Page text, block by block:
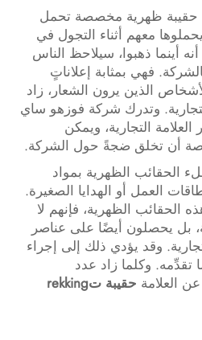
حقيبة ظهرية مخصصة تحمل
معهم أثناء التجول في
أينما ذهبوا، سيلاحظ الناس
فهي بمثابة إعلاناتٍ
الذين يرون الشعار، زاد
وتدرك شركة فوزهو ساي
التجارية، ويمكن
أن تخلق ضجةً حول الشركة.
الحقائب الظهرية بمواد
العمل أو الهدايا الصغيرة.
الحقائب الظهرية، فإنهم لا
بل يحصلون أيضًا على عناصر
وقد يؤدي ذلك إلى إجراء
وكلما زاد عدد
العلامة حقيبة تrekking